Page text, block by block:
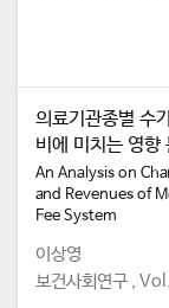
의료기관종별 수
비에 미치는 영향
An Analysis on
and Revenues of
Fee System
이상영
보건사회연구 ,